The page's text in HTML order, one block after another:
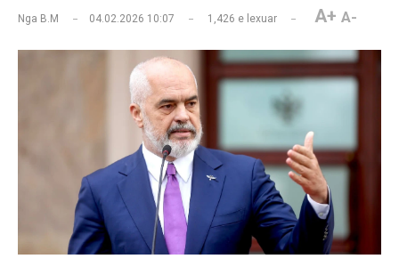
Nga B.M 04.02.2026 10:07 1,426 e lexuar A+ A-